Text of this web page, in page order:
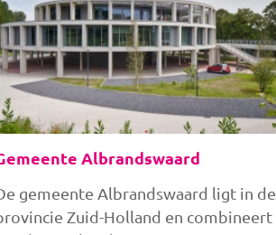
Albrandswaard
gemeente Albrandswaard ligt in de
Zuid-Holland en combineert